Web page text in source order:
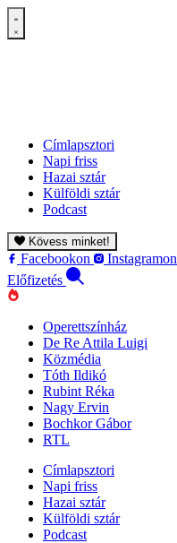
Címlapsztori
Napi friss
Hazai sztár
Külföldi sztár
Podcast
Kövess minket!
Facebookon Instagramon
Előfizetés
Operettszínház
De Re Attila Luigi
Közmédia
Tóth Ildikó
Rubint Réka
Nagy Ervin
Bochkor Gábor
RTL
Címlapsztori
Napi friss
Hazai sztár
Külföldi sztár
Podcast